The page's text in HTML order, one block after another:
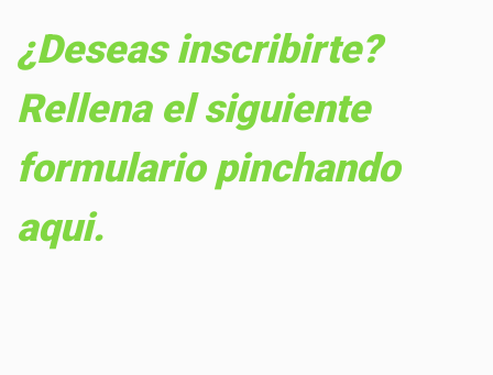
¿Deseas inscribirte?
Rellena el siguiente
formulario pinchando
aqui.